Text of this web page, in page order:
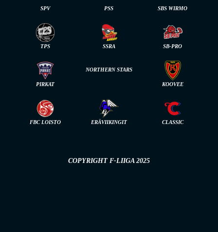
SPV PSS SBS WIRMO
TPS SSRA SB-PRO
PIRKAT
NORTHERN STARS
KOOVEE
FBC LOISTO ERÄVIIKINGIT CLASSIC
COPYRIGHT F-LIIGA 2025